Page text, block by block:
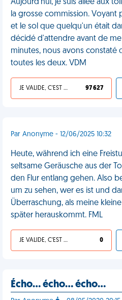
Aujourd'hui, je suis allée aux
la grosse commission. Voyant
et le sol que quelqu'un était
décidé d'attendre avant de
minutes, nous avons constaté
toutes les deux. VDM
JE VALIDE, C'EST UNE VDM 97 627
Par Anonyme - 12/06/2025 10:32
Heute, während ich eine
seltsame Geräusche aus der
den Flur entlang gehen. Also
um zu sehen, wer es ist und
Überraschung, als meine
später herauskommt. FML
JE VALIDE, C'EST UNE VDM 0
Écho… écho… écho…